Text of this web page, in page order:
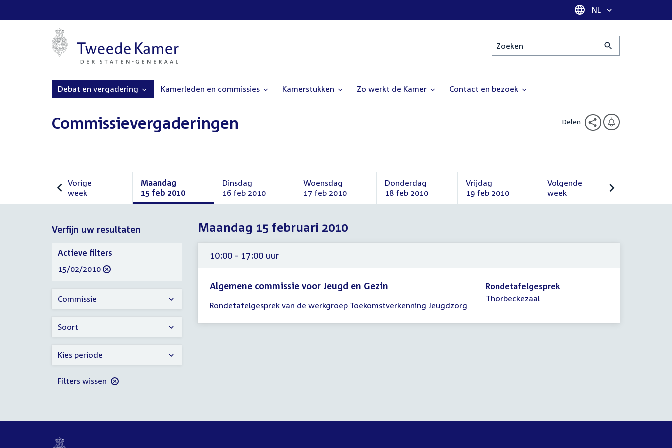
Taal selectie
NL
Zoeken
Debat en vergadering Kamerleden en commissies Kamerstukken Zo werkt de Kamer Contact en bezoek
Commissievergaderingen Delen
Vorige
week
Vorige
Maandag
15 feb 2010
Maandag
Dinsdag
16 feb 2010
Dinsdag
februari
2010
Woensdag
17 feb 2010
Woensdag
februari
2010
Donderdag
18 feb 2010
Donderdag
Vrijdag
19 feb 2010
Vrijdag
Volgende
week
Volgende
Maandag 15 februari 2010
Verfijn uw resultaten
10:00 - 17:00 uur
Algemene commissie voor Jeugd en Gezin
vergadering
10:00
Rondetafelgesprek van de werkgroep Toekomstverkenning Jeugdzorg
Rondetafelgesprek
Thorbeckezaal
Verfijn
uw
resultaten
Actieve filters
verwijder
15/02/2010
Commissie
Soort
Kies periode
Filters wissen